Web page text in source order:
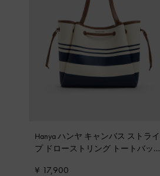
Hanya ハンヤ キャンバス ストライ
プ ドローストリング トートバッグ
¥ 17,900